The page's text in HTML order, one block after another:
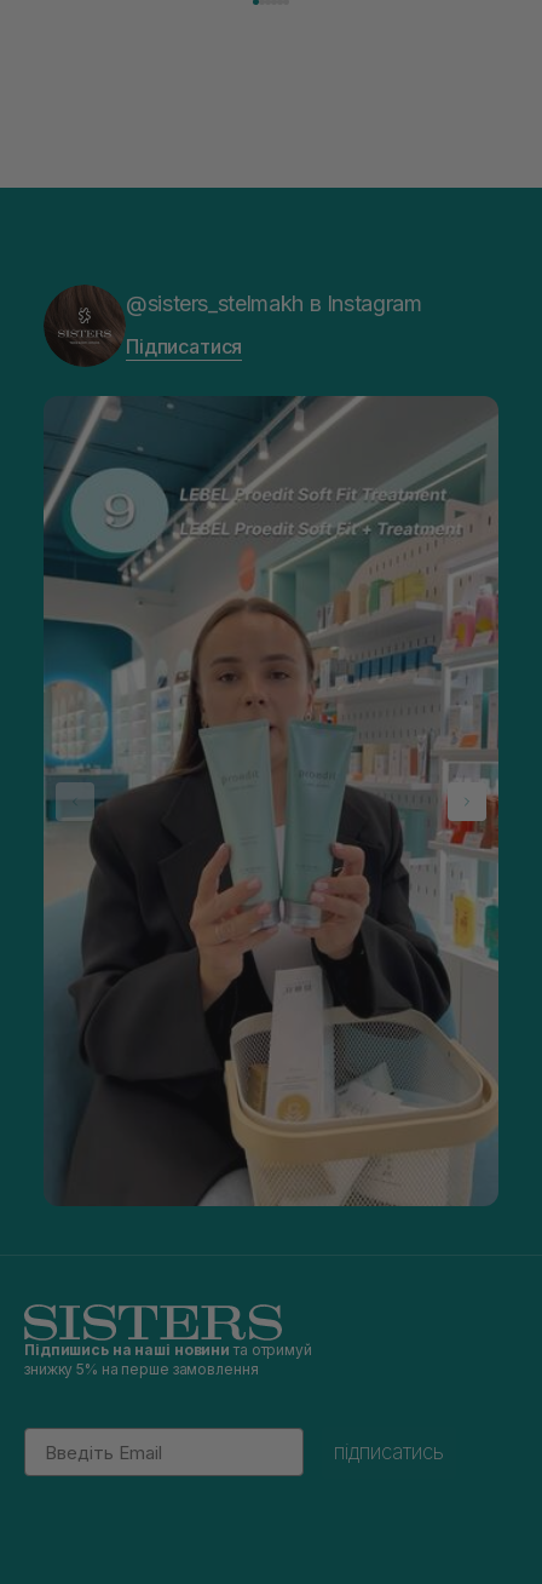
@sisters_stelmakh в Instagram
Підписатися
Підпишись на наші новини та отримуй
знижку 5% на перше замовлення
Email
підписатись